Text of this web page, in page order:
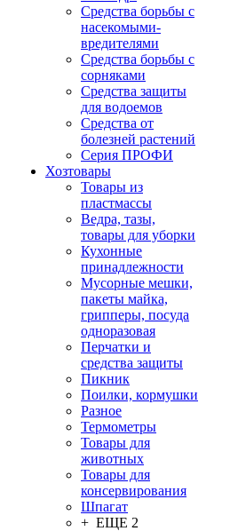
Средства борьбы с
насекомыми-
вредителями
Средства борьбы с
сорняками
Средства защиты
для водоемов
Средства от
болезней растений
Серия ПРОФИ
Хозтовары
Товары из
пластмассы
Ведра, тазы,
товары для уборки
Кухонные
принадлежности
Мусорные мешки,
пакеты майка,
грипперы, посуда
одноразовая
Перчатки и
средства защиты
Пикник
Поилки, кормушки
Разное
Термометры
Товары для
животных
Товары для
консервирования
Шпагат
+ ЕЩЕ 2